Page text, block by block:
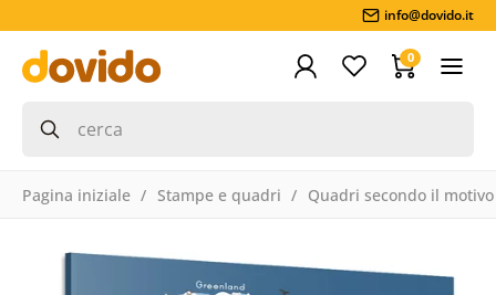
info@dovido.it
0
Pagina iniziale Stampe e quadri Quadri secondo il motivo